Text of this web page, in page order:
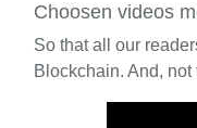
Choosen videos
So that all our
Blockchain. And,